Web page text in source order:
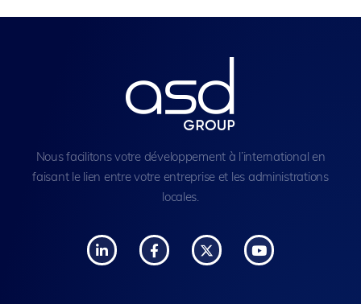
Nous facilitons votre développement à l’international en
faisant le lien entre votre entreprise et les administrations
locales.